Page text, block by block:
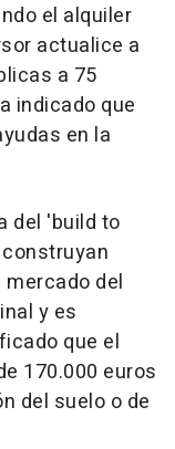
el alquiler
actualice a
a 75
indicado que
en la
del 'build to
del
y es
que el
170.000 euros
del suelo o de